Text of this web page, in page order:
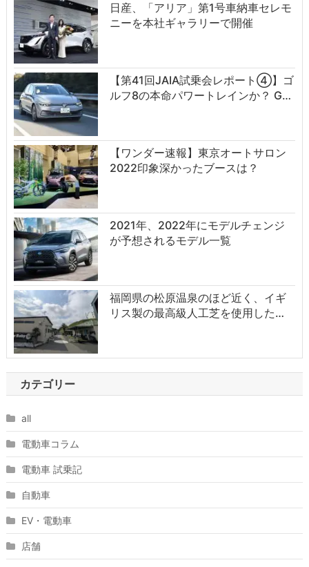
日産、「アリア」第1号車納車セレモ
ニーを本社ギャラリーで開催
【第41回JAIA試乗会レポート④】ゴ
ルフ8の本命パワートレインか？ G…
【ワンダー速報】東京オートサロン
2022印象深かったブースは？
2021年、2022年にモデルチェンジ
が予想されるモデル一覧
福岡県の松原温泉のほど近く、イギ
リス製の最高級人工芝を使用した…
カテゴリー
all
電動車コラム
電動車 試乗記
自動車
EV・電動車
店舗